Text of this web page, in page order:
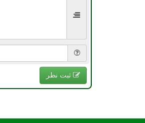
ثبت نظر